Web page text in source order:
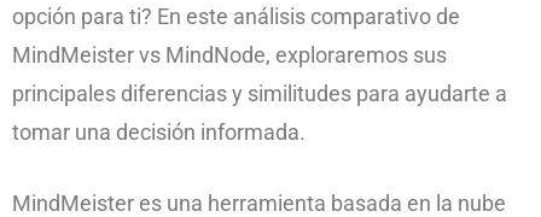
opción para ti? En este análisis comparativo de
MindMeister vs MindNode, exploraremos sus
principales diferencias y similitudes para ayudarte a
tomar una decisión informada.
MindMeister es una herramienta basada en la nube